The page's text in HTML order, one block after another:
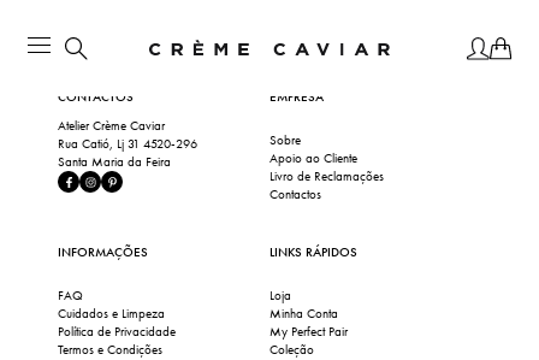
CONTACTOS
Atelier Crème Caviar
Rua Catió, Lj 31 4520-296
Santa Maria da Feira
EMPRESA
Sobre
Apoio ao Cliente
Livro de Reclamações
Contactos
INFORMAÇÕES
FAQ
Cuidados e Limpeza
Política de Privacidade
Termos e Condições
LINKS RÁPIDOS
Loja
Minha Conta
My Perfect Pair
Coleção